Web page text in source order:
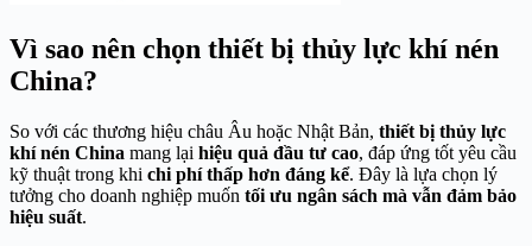
Vì sao nên chọn thiết bị thủy lực khí nén
China?
So với các thương hiệu châu Âu hoặc Nhật Bản, thiết bị thủy lực
khí nén China mang lại hiệu quả đầu tư cao, đáp ứng tốt yêu cầu
kỹ thuật trong khi chi phí thấp hơn đáng kể. Đây là lựa chọn lý
tưởng cho doanh nghiệp muốn tối ưu ngân sách mà vẫn đảm bảo
hiệu suất.